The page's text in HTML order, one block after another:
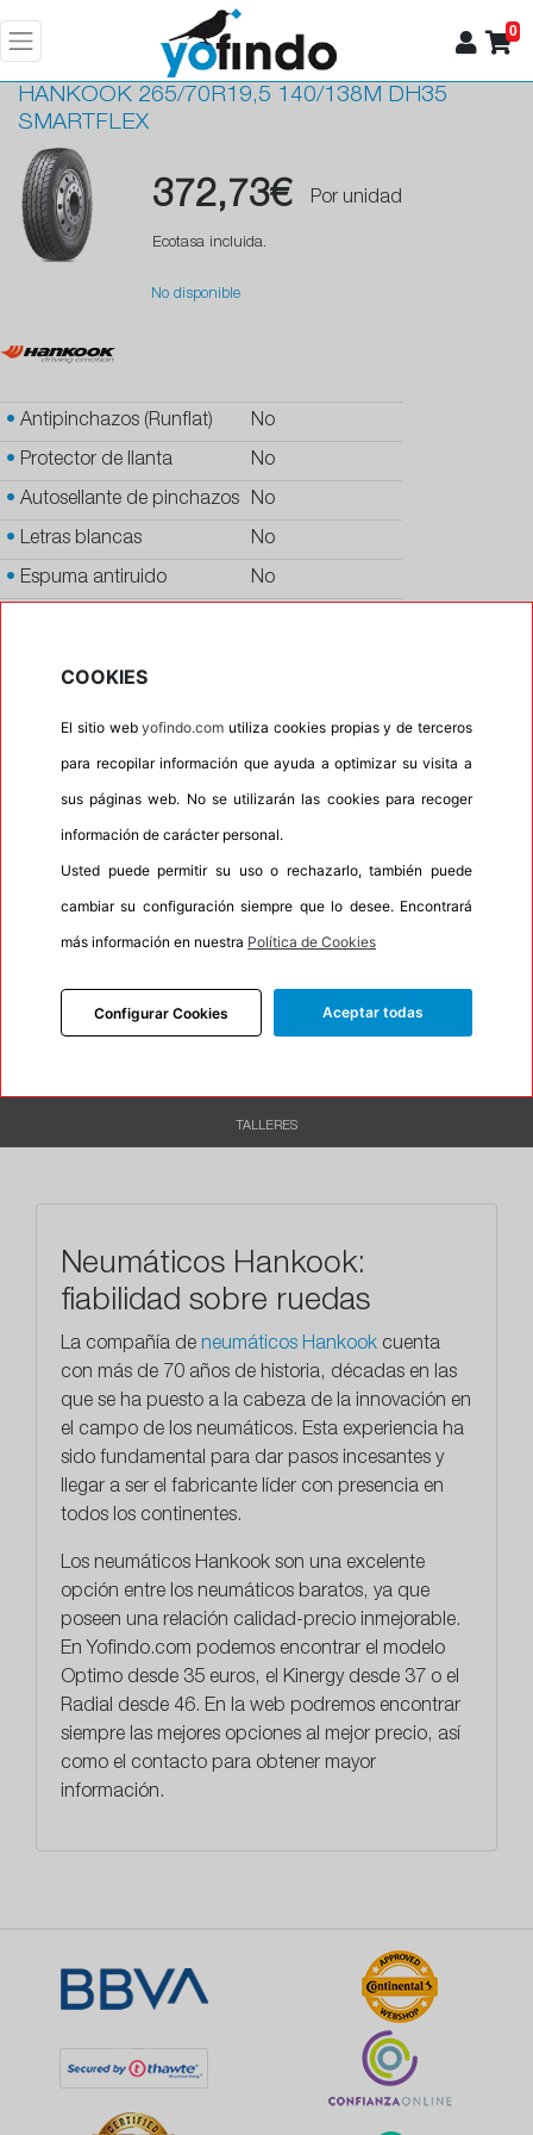
0
HANKOOK 265/70R19,5 140/138M DH35
SMARTFLEX
372,73€ Por unidad
Ecotasa incluida.
No disponible
• Antipinchazos (Runflat) No
• Protector de llanta No
• Autosellante de pinchazos No
• Letras blancas No
• Espuma antiruido No
Calidad QUALITY
P.O.R. No
DESCRIPCIÓN
TALLERES
Neumáticos Hankook:
fiabilidad sobre ruedas
La compañía de neumáticos Hankook cuenta
con más de 70 años de historia, décadas en las
que se ha puesto a la cabeza de la innovación en
el campo de los neumáticos. Esta experiencia ha
sido fundamental para dar pasos incesantes y
llegar a ser el fabricante líder con presencia en
todos los continentes.
Los neumáticos Hankook son una excelente
opción entre los neumáticos baratos, ya que
poseen una relación calidad-precio inmejorable.
En Yofindo.com podemos encontrar el modelo
Optimo desde 35 euros, el Kinergy desde 37 o el
Radial desde 46. En la web podremos encontrar
siempre las mejores opciones al mejor precio, así
como el contacto para obtener mayor
información.
COOKIES
El sitio webyofindo.com utiliza cookies propias y de terceros
para recopilar información que ayuda a optimizar su visita a
sus páginas web. No se utilizarán las cookies para recoger
información de carácter personal.
Usted puede permitir su uso o rechazarlo, también puede
cambiar su configuración siempre que lo desee. Encontrará
más información en nuestra Política de Cookies
Configurar Cookies Aceptar todas